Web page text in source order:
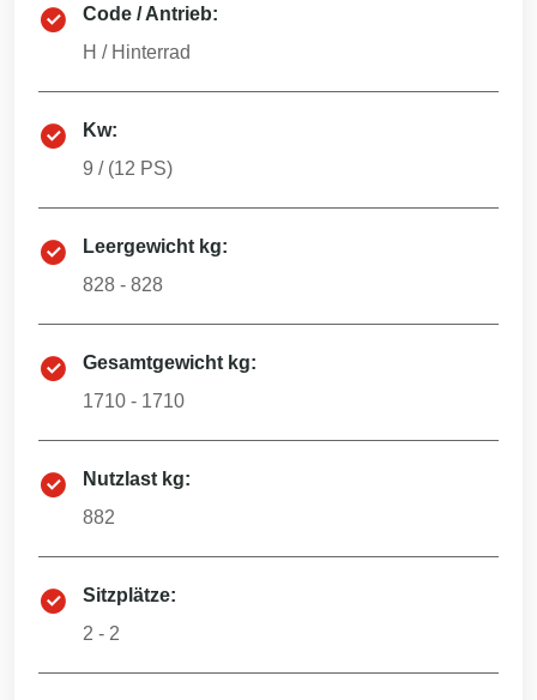
Code / Antrieb:
H / Hinterrad
Kw:
9 / (12 PS)
Leergewicht kg:
828 - 828
Gesamtgewicht kg:
1710 - 1710
Nutzlast kg:
882
Sitzplätze:
2 - 2